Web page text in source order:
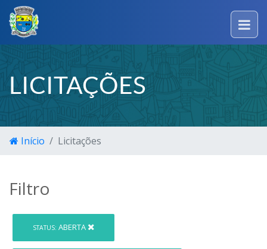
LICITAÇÕES
Início Licitações
Filtro
STATUS: ABERTA